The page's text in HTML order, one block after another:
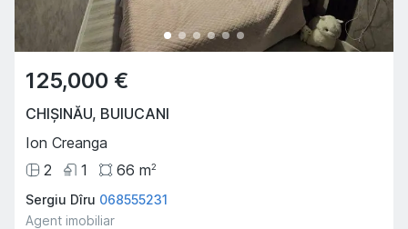
125,000 €
CHIȘINĂU, BUIUCANI
Ion Creanga
2
1 66 m2
Sergiu Dîru 068555231
Agent imobiliar